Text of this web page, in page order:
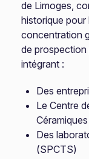
de Limoges,
historique pour
concentration
de
intégrant :
Des
Le Centre
Des
(SPCTS)